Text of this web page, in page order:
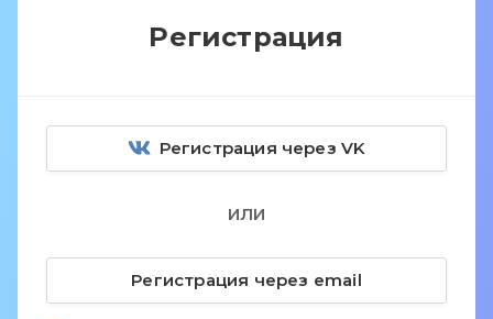
Регистрация
Регистрация через VK
ИЛИ
Регистрация через email